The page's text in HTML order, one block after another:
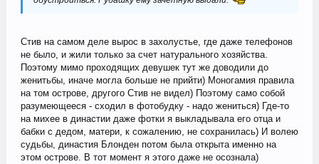
Стив на самом деле вырос в захолустье, где даже телефонов
не было, и жили только за счет натурального хозяйства.
Поэтому мимо проходящих девушек тут же доводили до
женитьбы, иначе могла больше не прийти) Моногамия правила
на том острове, другого Стив не видел) Поэтому само собой
разумеющееся - сходил в фотобудку - надо жениться) Где-то
на михее в династии даже фотки я выкладывала его отца и
бабки с дедом, матери, к сожалению, не сохранилась) И волею
судьбы, династия Блонден потом была открыта именно на
этом острове. В тот момент я этого даже не осознала)